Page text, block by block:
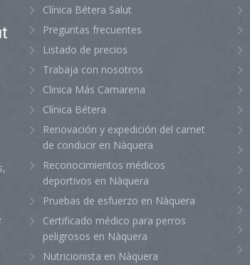
Clínica Bétera Salut
Preguntas frecuentes
Listado de precios
Trabaja con nosotros
Clinica Más Camarena
Clínica Bétera
Renovación y expedición del carnet
de conducir en Nàquera
Reconocimientos médicos
deportivos en Nàquera
Pruebas de esfuerzo en Nàquera
Certificado médico para perros
peligrosos en Nàquera
Nutricionista en Nàquera